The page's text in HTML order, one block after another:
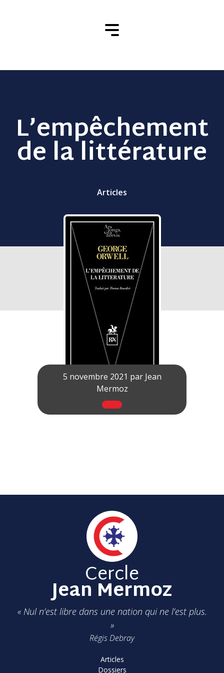
L’empêchement
de la littérature
Articles
5 novembre 2021 par Jean
Mermoz
Cercle
Jean Mermoz
« Nul n’est libre dans une nation qui ne l’est plus.
»
Régis Debray
Articles
Dossiers